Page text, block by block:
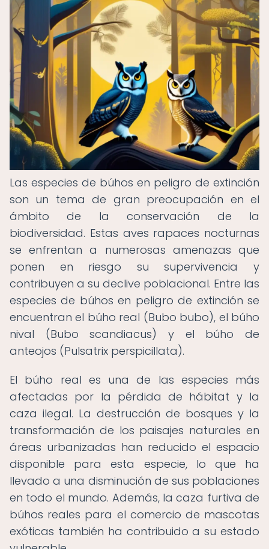
Las especies de búhos en peligro de extinción
son un tema de gran preocupación en el
ámbito de la conservación de la
biodiversidad. Estas aves rapaces nocturnas
se enfrentan a numerosas amenazas que
ponen en riesgo su supervivencia y
contribuyen a su declive poblacional. Entre las
especies de búhos en peligro de extinción se
encuentran el búho real (Bubo bubo), el búho
nival (Bubo scandiacus) y el búho de
anteojos (Pulsatrix perspicillata).
El búho real es una de las especies más
afectadas por la pérdida de hábitat y la
caza ilegal. La destrucción de bosques y la
transformación de los paisajes naturales en
áreas urbanizadas han reducido el espacio
disponible para esta especie, lo que ha
llevado a una disminución de sus poblaciones
en todo el mundo. Además, la caza furtiva de
búhos reales para el comercio de mascotas
exóticas también ha contribuido a su estado